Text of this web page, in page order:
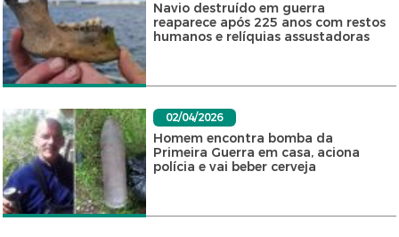
Navio destruído em guerra
reaparece após 225 anos com restos
humanos e relíquias assustadoras
02/04/2026
Homem encontra bomba da
Primeira Guerra em casa, aciona
polícia e vai beber cerveja